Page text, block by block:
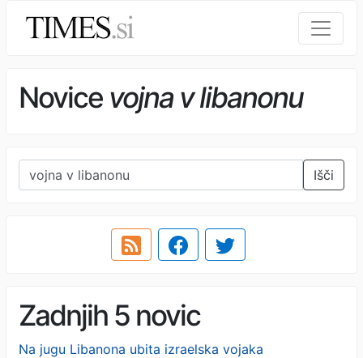
Novice vojna v libanonu
Išči
Zadnjih 5 novic
Na jugu Libanona ubita izraelska vojaka